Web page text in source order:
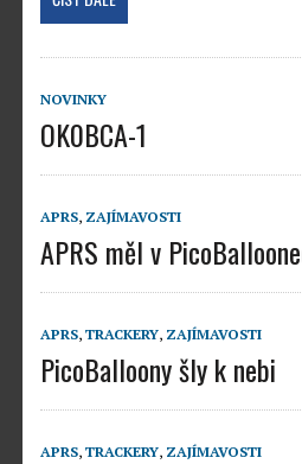
NOVINKY
OK0BCA-1
APRS, ZAJÍMAVOSTI
APRS měl v
APRS, TRACKERY, ZAJÍMAVOSTI
PicoBalloony šly k nebi
APRS, TRACKERY, ZAJÍMAVOSTI